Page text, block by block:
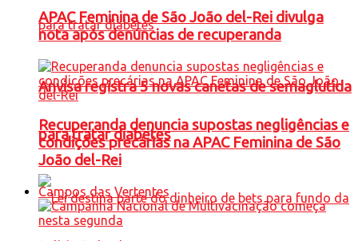
Anvisa registra 5 novas canetas de semaglutida
para tratar diabetes
APAC Feminina de São João del-Rei divulga
nota após denúncias de recuperanda
Recuperanda denuncia supostas negligências e
condições precárias na APAC Feminina de São
João del-Rei
Campos das Vertentes